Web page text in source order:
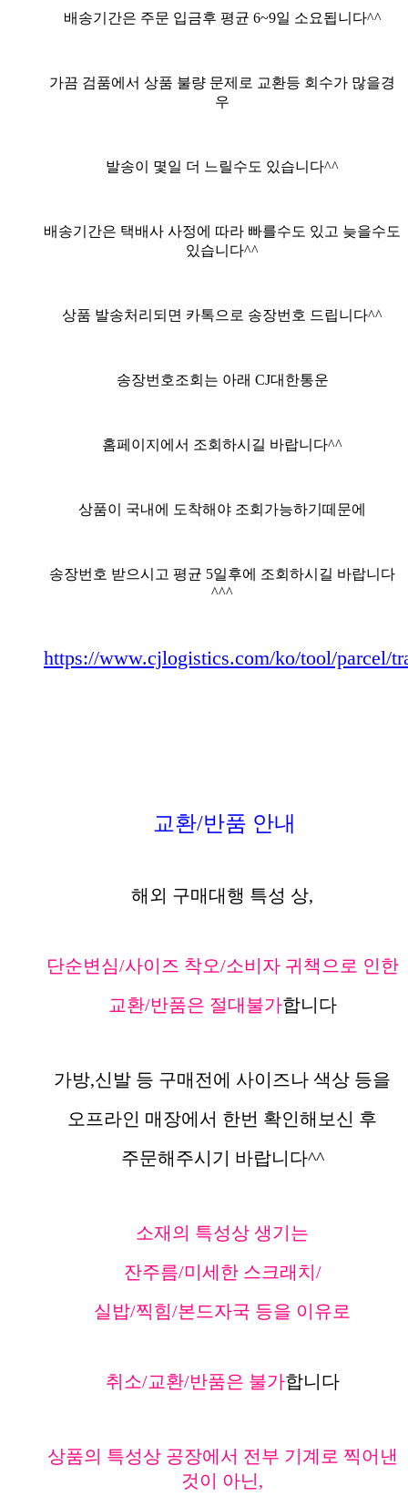
배송기간은 주문 입금후 평균 6~9일 소요됩니다^^
가끔 검품에서 상품 불량 문제로 교환등 회수가 많을경
우
발송이 몇일 더 느릴수도 있습니다^^
배송기간은 택배사 사정에 따라 빠를수도 있고 늦을수도
있습니다^^
상품 발송처리되면 카톡으로 송장번호 드립니다^^
송장번호조회는 아래 CJ대한통운
홈페이지에서 조회하시길 바랍니다^^
상품이 국내에 도착해야 조회가능하기떼문에
송장번호 받으시고 평균 5일후에 조회하시길 바랍니다
^^^
https://www.cjlogistics.com/ko/tool/parcel/
교환/반품 안내
해외 구매대행 특성 상,
단순변심/사이즈 착오/소비자 귀책으로 인한
교환/반품은 절대불가합니다
가방,신발 등 구매전에 사이즈나 색상 등을
오프라인 매장에서 한번 확인해보신 후
주문해주시기 바랍니다^^
소재의 특성상 생기는
잔주름/미세한 스크래치/
실밥/찍힘/본드자국 등을 이유로
취소/교환/반품은 불가합니다
상품의 특성상 공장에서 전부 기계로 찍어낸
것이 아닌,